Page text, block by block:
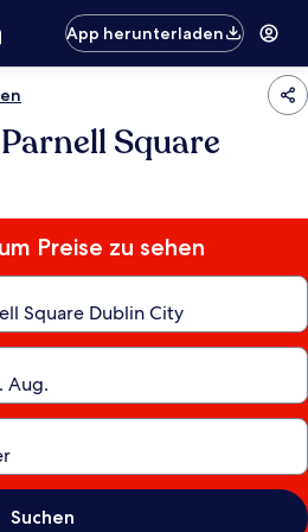
App herunterladen
Square
Preise zu sehen
Suchen